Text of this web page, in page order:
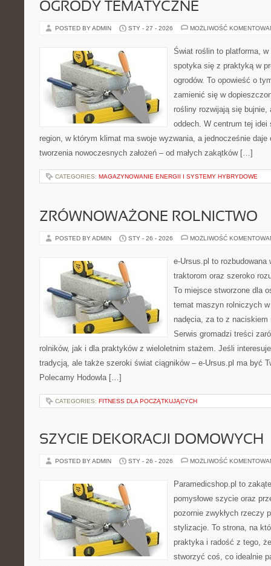
OGRODY TEMATYCZNE
POSTED BY ADMIN STY - 27 - 2026 MOŻLIWOŚĆ
Świat roślin to platforma, w
spotyka się z praktyką w
ogrodów. To opowieść o
zamienić się w
rośliny rozwijają się bujnie,
oddech. W centrum tej
region, w którym klimat ma swoje wyzwania, a jednocześnie daje
tworzenia nowoczesnych założeń – od małych zakątków […]
CATEGORIES: MAGAZYNOWANIE ENERGII I SYSTEMY HYBRYDOWE
ZRÓWNOWAŻONE ROLNICTWO
POSTED BY ADMIN STY - 26 - 2026 MOŻLIWOŚĆ
e-Ursus.pl to rozbudowana
traktorom oraz szeroko
To miejsce stworzone dla
temat maszyn rolniczych
nadęcia, za to z
Serwis gromadzi treści
rolników, jak i dla praktyków z wieloletnim stażem. Jeśli
tradycją, ale także szeroki świat ciągników – e-Ursus.pl ma być
Polecamy Hodowla […]
CATEGORIES: FITNESS DLA POCZĄTKUJĄCYCH
SZYCIE DEKORACJI DOMOWYCH
POSTED BY ADMIN STY - 26 - 2026 MOŻLIWOŚĆ
Paramedicshop.pl to
pomysłowe szycie oraz
pozornie zwykłych rzeczy
stylizacje. To strona, na
praktyka i radość z tego,
stworzyć coś, co idealnie